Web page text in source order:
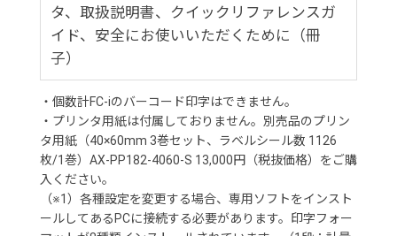
タ、取扱説明書、クイックリファレンスガ
イド、安全にお使いいただくために（冊
子）
・個数計FC-iのバーコード印字はできません。
・プリンタ用紙は付属しておりません。別売品のプリン
タ用紙（40×60mm 3巻セット、ラベルシール数 1126
枚/1巻）AX-PP182-4060-S 13,000円（税抜価格）をご購
入ください。
（※1）各種設定を変更する場合、専用ソフトをインスト
ールしてあるPCに接続する必要があります。印字フォー